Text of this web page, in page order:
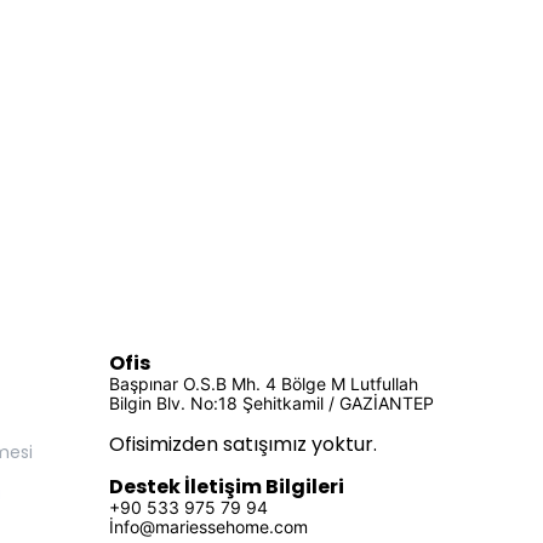
Ofis
Başpınar O.S.B Mh. 4 Bölge M Lutfullah
Bilgin Blv. No:18 Şehitkamil / GAZİANTEP
Ofisimizden satışımız yoktur.
Destek İletişim Bilgileri
+90 533 975 79 94
İnfo@mariessehome.com